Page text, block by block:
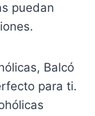
puedan
Balcó
para ti.